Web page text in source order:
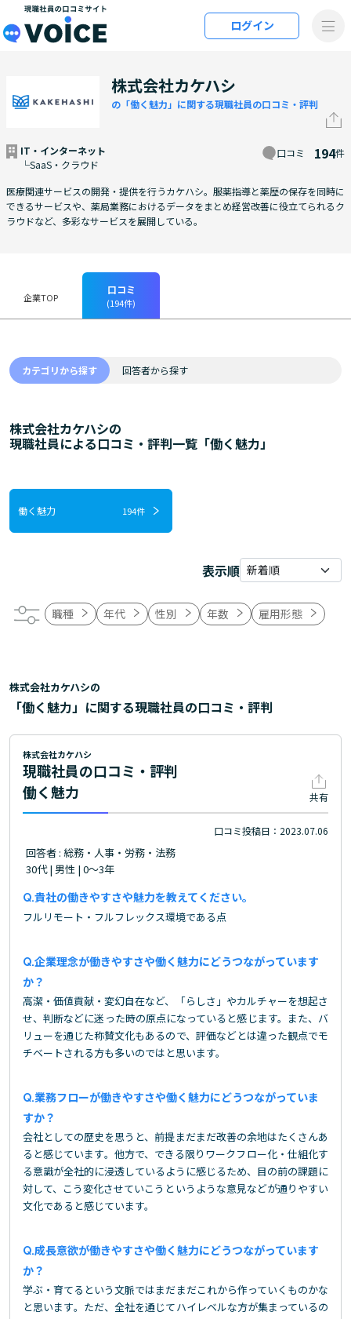
メインコンテンツにスキップ
ログイン
株式会社カケハシ
の「働く魅力」に関する現職社員の口コミ・評判
IT・インターネット
└SaaS・クラウド
口コミ 194件
医療関連サービスの開発・提供を行うカケハシ。服薬指導と薬歴の保存を同時に
できるサービスや、薬局業務におけるデータをまとめ経営改善に役立てられるク
ラウドなど、多彩なサービスを展開している。
企業TOP
口コミ
(194件)
カテゴリから探す 回答者から探す
株式会社カケハシの
現職社員による口コミ・評判一覧「働く魅力」
働く魅力 194件
表示順
職種 年代 性別 年数 雇用形態
株式会社カケハシの
「働く魅力」に関する現職社員の口コミ・評判
株式会社カケハシ
現職社員の口コミ・評判
働く魅力
共有
口コミ投稿日：2023.07.06
回答者 : 総務・人事・労務・法務
30代 | 男性 | 0～3年
貴社の働きやすさや魅力を教えてください。
フルリモート・フルフレックス環境である点
企業理念が働きやすさや働く魅力にどうつながっています
か？
高潔・価値貢献・変幻自在など、「らしさ」やカルチャーを想起さ
せ、判断などに迷った時の原点になっていると感じます。また、バ
リューを通じた称賛文化もあるので、評価などとは違った観点でモ
チベートされる方も多いのではと思います。
業務フローが働きやすさや働く魅力にどうつながっていま
すか？
会社としての歴史を思うと、前提まだまだ改善の余地はたくさんあ
ると感じています。他方で、できる限りワークフロー化・仕組化す
る意識が全社的に浸透しているように感じるため、目の前の課題に
対して、こう変化させていこうというような意見などが通りやすい
文化であると感じています。
成長意欲が働きやすさや働く魅力にどうつながっています
か？
学ぶ・育てるという文脈ではまだまだこれから作っていくものかな
と思います。ただ、全社を通じてハイレベルな方が集まっているの